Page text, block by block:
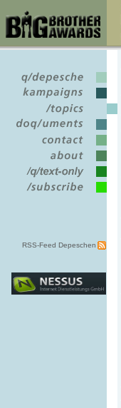
RSS-Feed Depeschen